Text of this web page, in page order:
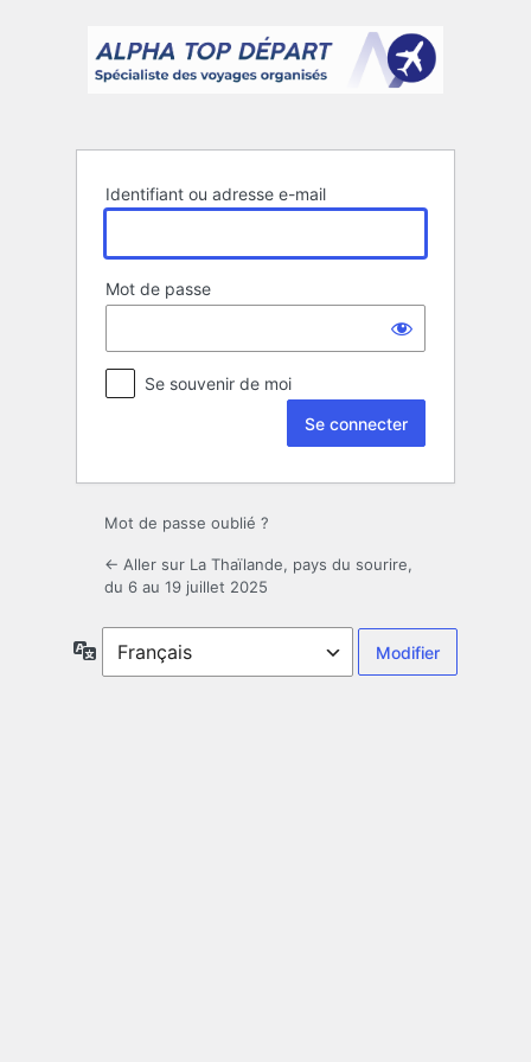
connecter
Identifiant ou adresse e-mail
Mot de passe
Se souvenir de moi
Mot de passe oublié ?
← Aller sur La Thaïlande, pays du sourire,
du 6 au 19 juillet 2025
Langue